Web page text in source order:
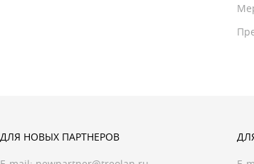
ДЛЯ НОВЫХ ПАРТНЕРОВ